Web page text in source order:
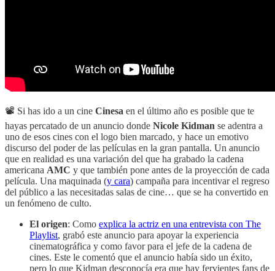
📽 Si has ido a un cine Cinesa en el último año es posible que te
hayas percatado de un anuncio donde Nicole Kidman se adentra a
uno de esos cines con el logo bien marcado, y hace un emotivo
discurso del poder de las películas en la gran pantalla. Un anuncio
que en realidad es una variación del que ha grabado la cadena
americana AMC y que también pone antes de la proyección de cada
película. Una maquinada (y cara) campaña para incentivar el regreso
del público a las necesitadas salas de cine… que se ha convertido en
un fenómeno de culto.
El origen: Como explica la actriz en una entrevista con The
Playlist, grabó este anuncio para apoyar la experiencia
cinematográfica y como favor para el jefe de la cadena de
cines. Este le comentó que el anuncio había sido un éxito,
pero lo que Kidman desconocía era que hay fervientes fans de